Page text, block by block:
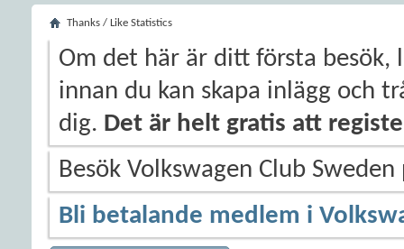
Thanks / Like Statistics
Om det här är ditt första besök,
innan du kan skapa inlägg och
dig. Det är helt gratis att
Besök Volkswagen Club
Bli betalande medlem i